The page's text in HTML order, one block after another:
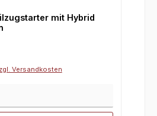
mit Hybrid
Versandkosten